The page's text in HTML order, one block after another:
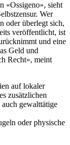
«Ossigeno», sieht
Wer
oder überlegt sich,
veröffentlicht, ist
und eine
Geld und
Recht», meint
auf lokaler
zusätzlichen
gewalttätige
oder physische